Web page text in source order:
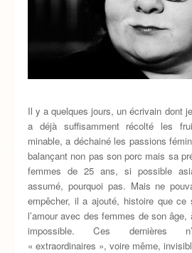
Il y a quelques jours, un écrivain dont
a déjà suffisamment récolté les
minable, a déchainé les passions
balançant non pas son porc mais sa
femmes de 25 ans, si possible
assumé, pourquoi pas. Mais ne
empêcher, il a ajouté, histoire que
l’amour avec des femmes de son
impossible. Ces dernières
« extraordinaires », voire même,